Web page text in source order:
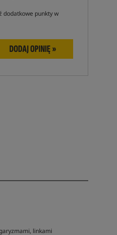
produktem interesuje się:
dodatkowe punkty w
DODAJ OPINIĘ »
linkami